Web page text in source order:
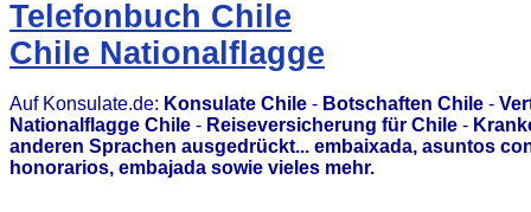
Telefonbuch Chile
Chile Nationalflagge
Auf Konsulate.de: Konsulate Chile - Botschaften Chile -
Nationalflagge Chile - Reiseversicherung für Chile -
anderen Sprachen ausgedrückt... embaixada, asuntos
honorarios, embajada sowie vieles mehr.